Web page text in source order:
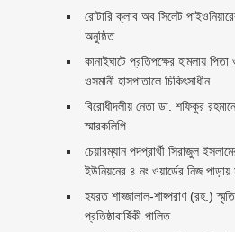
রোটারি ক্লাব অব সিলেট
অনুষ্ঠিত
কানাইঘাটে প্রতিপক্ষের হামলায়
ওসমানী হাসপাতালে চিকিৎসাধীন
বিরোধীদলীয় নেতা ডা. শফিকুর
স্মারকলিপি ‎
চেয়ারম্যান পদপ্রার্থী সিরাজুল
ইউনিয়নের ৪ নং ওয়ার্ডের নিজ
হযরত শাহ্জালাল-শাহ্পরাণ (রহ.)
প্রতিষ্ঠাবার্ষিকী পালিত ‎​